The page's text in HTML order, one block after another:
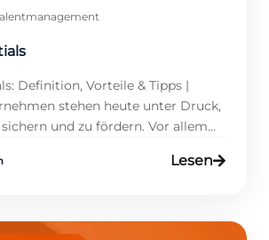
Definition, Vorteile & Tipps |
stehen heute unter Druck,
und zu fördern. Vor allem
Potentials gewinnen im
zunehmend an
wer genau sind diese Talente,
Lesen